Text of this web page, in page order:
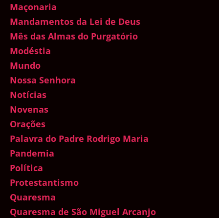
Maçonaria
Mandamentos da Lei de Deus
Mês das Almas do Purgatório
Modéstia
Mundo
Nossa Senhora
Notícias
Novenas
Orações
Palavra do Padre Rodrigo Maria
Pandemia
Política
Protestantismo
Quaresma
Quaresma de São Miguel Arcanjo